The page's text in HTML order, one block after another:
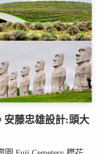
安藤忠雄設計:頭大